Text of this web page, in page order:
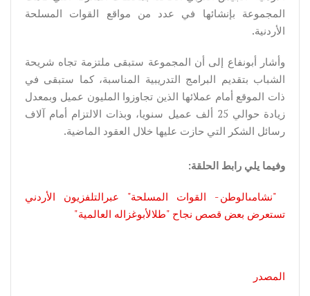
المجموعة بإنشائها في عدد من مواقع القوات المسلحة
الأردنية.
وأشار أبونفاع إلى أن المجموعة ستبقى ملتزمة تجاه شريحة
الشباب بتقديم البرامج التدريبية المناسبة، كما ستبقى في
ذات الموقع أمام عملائها الذين تجاوزوا المليون عميل وبمعدل
زيادة حوالي 25 ألف عميل سنويا، وبذات الالتزام أمام آلاف
رسائل الشكر التي حازت عليها خلال العقود الماضية.
وفيما يلي رابط الحلقة:
"نشامىالوطن - القوات المسلحة" عبرالتلفزيون الأردني
تستعرض بعض قصص نجاح "طلالأبوغزاله العالمية"
المصدر